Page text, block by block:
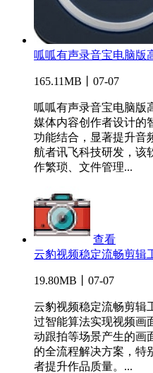
呱呱有声录音宝电脑版
165.11MB丨07-07
呱呱有声录音宝电脑版
媒体内容创作者设计的
功能结合，显著提升音
航者讯飞科技研发，该
作繁琐、文件管理...
查看
云豹视频稳定流畅剪辑
19.80MB丨07-07
云豹视频稳定流畅剪辑
过智能算法实现视频画
动跟拍等场景产生的画
的全流程解决方案，特
者提升作品质量。...